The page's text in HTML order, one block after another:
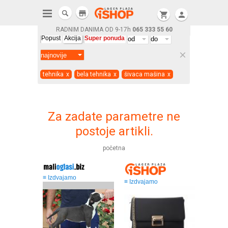
RADNIM DANIMA OD 9-17h 065 333 55 60
shopping_cart person
store
Popust Akcija Super ponuda
clear
tehnika x bela tehnika x šivaca mašina x
Za zadate parametre ne
postoje artikli.
početna